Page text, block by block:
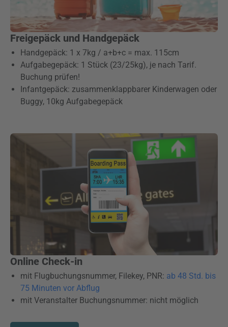
Freigepäck und Handgepäck
Handgepäck: 1 x 7kg / a+b+c = max. 115cm
Aufgabegepäck: 1 Stück (23/25kg), je nach Tarif.
Buchung prüfen!
Infantgepäck: zusammenklappbarer Kinderwagen oder
Buggy, 10kg Aufgabegepäck
Online Check-in
mit Flugbuchungsnummer, Filekey, PNR: ab 48 Std. bis
75 Minuten vor Abflug
mit Veranstalter Buchungsnummer: nicht möglich